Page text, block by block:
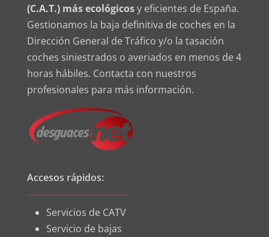
(C.A.T.) más ecológicosy eficientes de España.
Gestionamos la baja definitiva de coches en la
Dirección General de Tráfico y/o la tasación
coches siniestrados o averiados en menos de 4
horas hábiles. Contacta con nuestros
profesionales para más información.
Accesos rápidos:
Servicios de CATV
Servicio de bajas